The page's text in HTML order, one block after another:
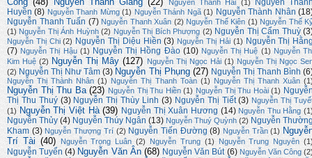
Nguyễn Thanh Hải (1)
Nguyễn
Huyền (8) Nguyễn Thanh Mừng (1) Nguyễn Thánh Ngã (1) Nguyễn Thành Nhân
Nguyễn Thanh Tuấn (7) Nguyễn Thanh Xuân (2) Nguyễn Thế Kiên (1) Nguyễn Thế
(1) Nguyễn Thị Ánh Huỳnh (2) Nguyễn Thị Bích Phượng (2) Nguyễn Thị Cẩm Thuỳ
Nguyễn Thị Chi (2) Nguyễn Thị Diệu Hiền (3) Nguyễn Thị Hải (1) Nguyễn Thị
(7) Nguyễn Thị Hậu (1) Nguyễn Thị Hồng Đào (10) Nguyễn Thị Huệ (1) Nguyễn
Kim Huệ (2) Nguyễn Thị Mây (127) Nguyễn Thị Ngọc Hải (1) Nguyễn Thị Ngọc
(2) Nguyễn Thị Như Tâm (3) Nguyễn Thị Phụng (27) Nguyễn Thị Thanh Bình
Nguyễn Thị Thành Nhân (1) Nguyễn Thị Thanh Toàn (1) Nguyễn Thị Thanh Xuân
Nguyễn Thị Thu Ba (23) Nguyễn Thị Thu Hiền (1) Nguyễn Thị Thu Hoài (1)
Thị Thu Thuý (3) Nguyễn Thị Thùy Linh (3) Nguyễn Thị Tiết (3) Nguyễn Thị
(1) Nguyễn Thị Việt Hà (39) Nguyễn Thị Xuân Hương (14) Nguyễn Thu Hằng
Nguyễn Thủy (4) Nguyễn Thúy Ngân (13) Nguyễn Thuý Quỳnh (2) Nguyễn
Kham (3) Nguyễn Thượng Trí (2) Nguyễn Tiến Đường (8) Nguyễn Trần (1)
Trí Tài (40) Nguyễn Trọng Luân (2) Nguyễn Trung (1) Nguyễn Trung Nguyên
Nguyễn Tuyển (4) Nguyễn Văn Ân (68) Nguyễn Văn Bút (6) Nguyễn Văn Công